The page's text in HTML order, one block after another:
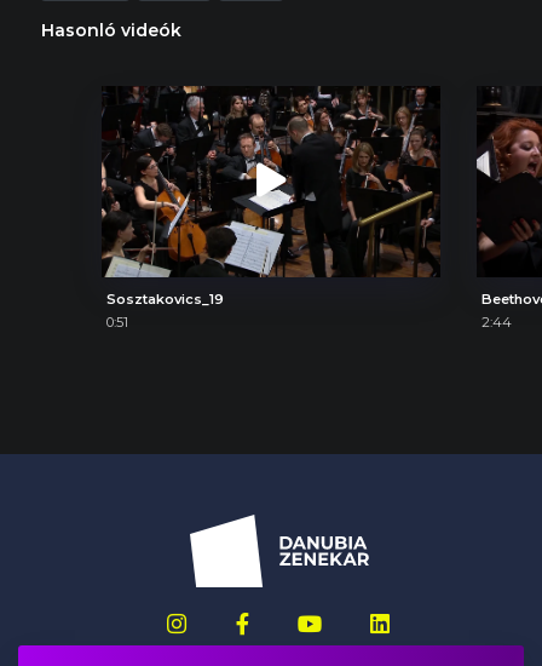
Hasonló videók
Sosztakovics_19
0:51
2:44